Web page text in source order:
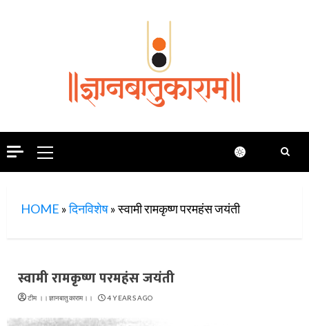
Primary
Menu
HOME »दिनविशेष»स्वामी रामकृष्ण परमहंस जयंती
स्वामी रामकृष्ण परमहंस जयंती
टीम ।।ज्ञानबातुकाराम।। 4 YEARS AGO